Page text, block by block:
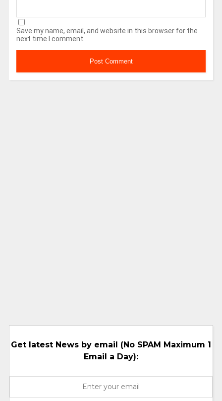
Save my name, email, and website in this browser for the
next time I comment.
Get latest News by email (No SPAM Maximum 1
Email a Day):